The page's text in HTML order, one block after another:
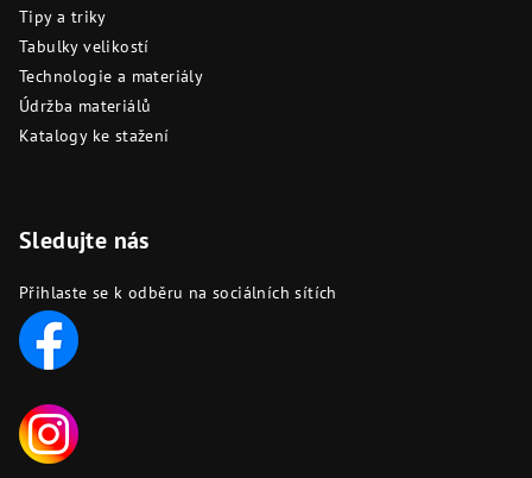
Tipy a triky
Tabulky velikostí
Technologie a materiály
Údržba materiálů
Katalogy ke stažení
Sledujte nás
Přihlaste se k odběru na sociálních sítích